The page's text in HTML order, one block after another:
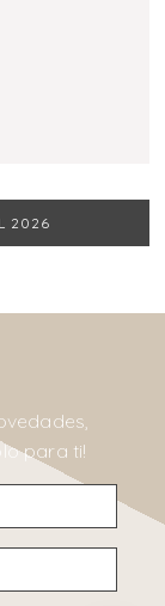
2026
para ti!